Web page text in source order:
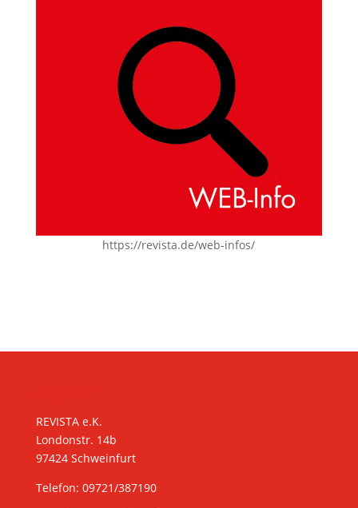
https://revista.de/web-infos/
REVISTA e.K.
Londonstr. 14b
97424 Schweinfurt
Telefon: 09721/387190